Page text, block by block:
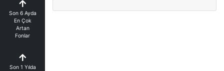
Son 6 Ayda
En Çok
Artan
Fonlar
Son 1 Yılda